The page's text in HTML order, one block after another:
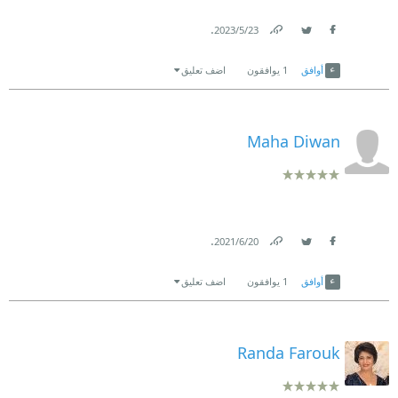
23‏/5‏/2023
.
أوافق 1 يوافقون اضف تعليق
Maha Diwan
20‏/6‏/2021
.
أوافق 1 يوافقون اضف تعليق
Randa Farouk